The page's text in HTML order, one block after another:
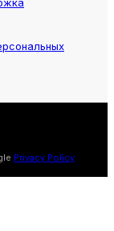
Privacy Policy